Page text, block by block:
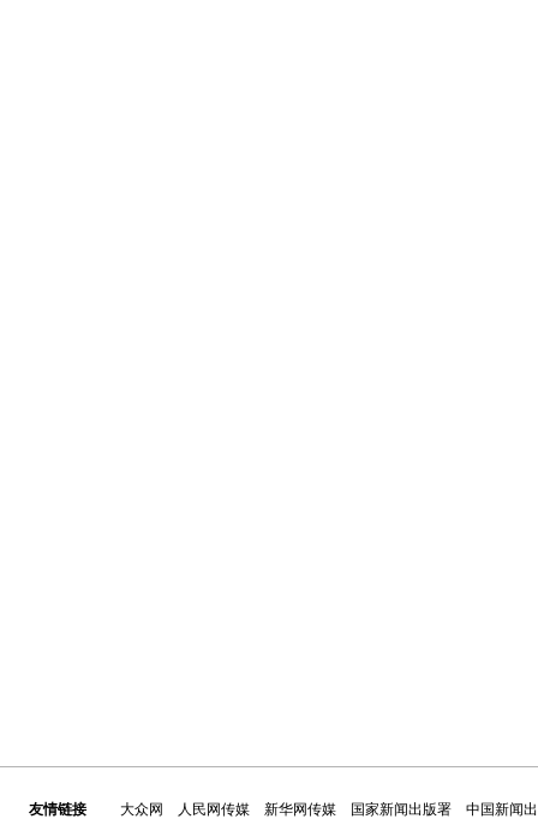
友情链接 大众网 人民网传媒 新华网传媒 国家新闻出版署
中国新闻